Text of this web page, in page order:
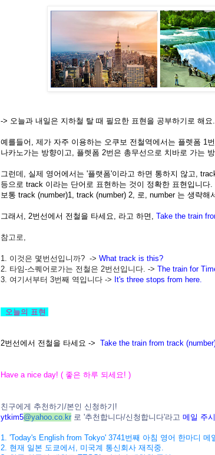
-> 오늘과 내일은 지하철 탈 때 필요한 표현을 공부하기로 해요.
예를들어, 제가 자주 이용하는 오쿠보 전철역에서는 플렛폼 1
나카노가는 방향이고, 플렛폼 2번은 총무선으로 치바로 가는
그런데, 실제 영어에서는 '플랫폼'이라고 하면 통하지 않고,
등으로 track 이라는 단어로 표현하는 것이 정확한 표현입니다.
보통 track (number)1, track (number) 2, 로, number 는 생략해
그래서, 2번선에서 전철을 타세요, 라고 하면, Take the train
참고로,
1. 이것은 몇번선입니까? -> What track is this?
2. 타임-스퀘어로가는 전철은 2번선입니다. -> The train for
3. 여기서부터 3번째 역입니다 -> It's three stops from here.
오늘의 표현
2번선에서 전철을 타세요 -> Take the train from track
Have a nice day! ( 좋은 하루 되세요 ! )
친구에게 추천하기/본인 신청하기 !
ytkim5@yahoo.co.kr 로 '추천합니다/신청 합니다'라고 메일 주
1. 'Today's English from Tokyo' 3741 번째 아침 영어 한마디 메
2. 현재 일본 도쿄에서 미국계 통신회사 재직중